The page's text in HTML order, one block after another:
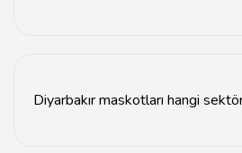
Diyarbakır maskotları hangi